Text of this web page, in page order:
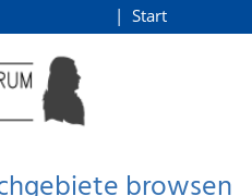
Start